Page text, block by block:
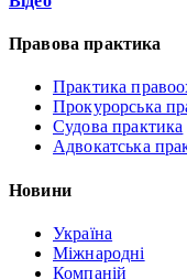
Правова практика
Практика
Прокурорська
Судова практика
Адвокатська
Новини
Україна
Міжнародні
Компаній